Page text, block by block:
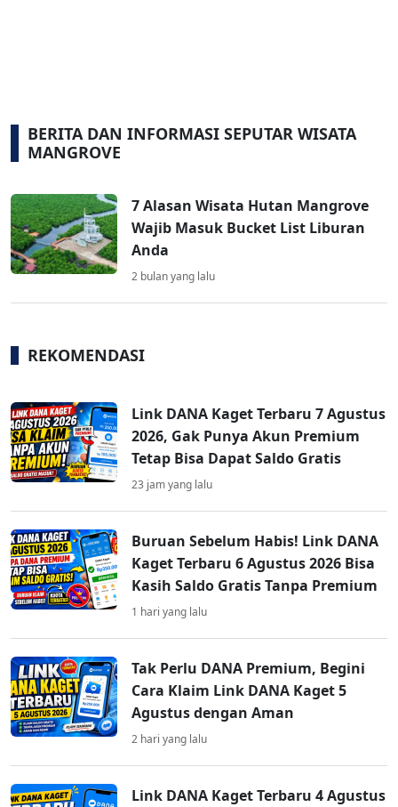
BERITA DAN INFORMASI SEPUTAR WISATA
MANGROVE
7 Alasan Wisata Hutan Mangrove
Wajib Masuk Bucket List Liburan
Anda
2 bulan yang lalu
REKOMENDASI
Link DANA Kaget Terbaru 7 Agustus
2026, Gak Punya Akun Premium
Tetap Bisa Dapat Saldo Gratis
23 jam yang lalu
Buruan Sebelum Habis! Link DANA
Kaget Terbaru 6 Agustus 2026 Bisa
Kasih Saldo Gratis Tanpa Premium
1 hari yang lalu
Tak Perlu DANA Premium, Begini
Cara Klaim Link DANA Kaget 5
Agustus dengan Aman
2 hari yang lalu
Link DANA Kaget Terbaru 4 Agustus